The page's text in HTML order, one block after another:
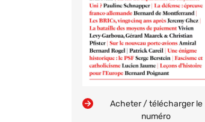
Acheter / télécharger le
numéro